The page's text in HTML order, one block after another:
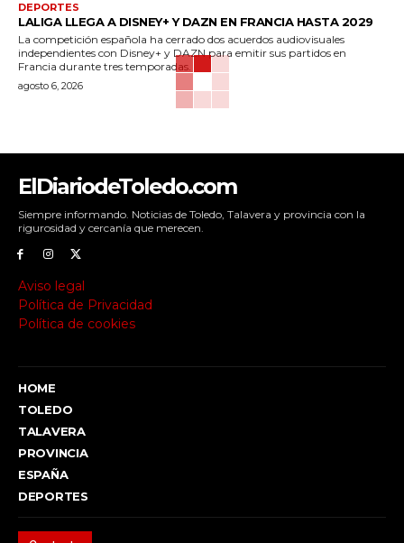
DEPORTES
LALIGA LLEGA A DISNEY+ Y DAZN EN FRANCIA HASTA 2029
La competición española ha cerrado dos acuerdos audiovisuales
independientes con Disney+ y DAZN para emitir sus partidos en
Francia durante tres temporadas.
agosto 6, 2026
ElDiariodeToledo.com
Siempre informando. Noticias de Toledo, Talavera y provincia con la
rigurosidad y cercanía que merecen.
Aviso legal
Política de Privacidad
Política de cookies
HOME
TOLEDO
TALAVERA
PROVINCIA
ESPAÑA
DEPORTES